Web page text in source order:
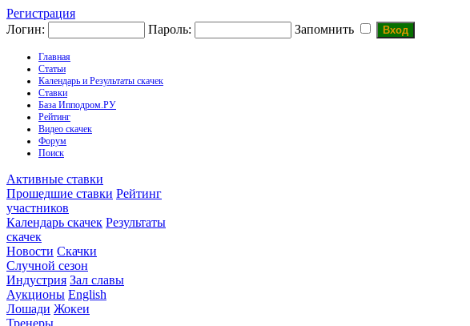
Регистрация
Логин:
Пароль: Запомнить
Главная
Статьи
Календарь и Результаты скачек
Ставки
База Ипподром.РУ
Рейтинг
Видео скачек
Форум
Поиск
Активные ставки
Прошедшие ставки Рейтинг
участников
Календарь скачек Результаты
скачек
Новости Скачки
Случной сезон
Индустрия Зал славы
Аукционы English
Лошади Жокеи
Тренеры